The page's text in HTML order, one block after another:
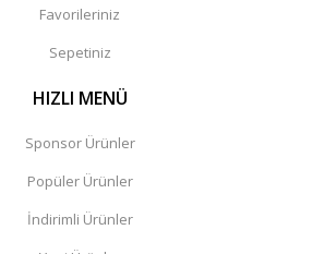
Favorileriniz
Sepetiniz
HIZLI MENÜ
Sponsor Ürünler
Popüler Ürünler
İndirimli Ürünler